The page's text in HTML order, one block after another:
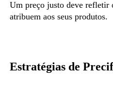
Um preço justo deve refletir
atribuem aos seus produtos.
Estratégias de